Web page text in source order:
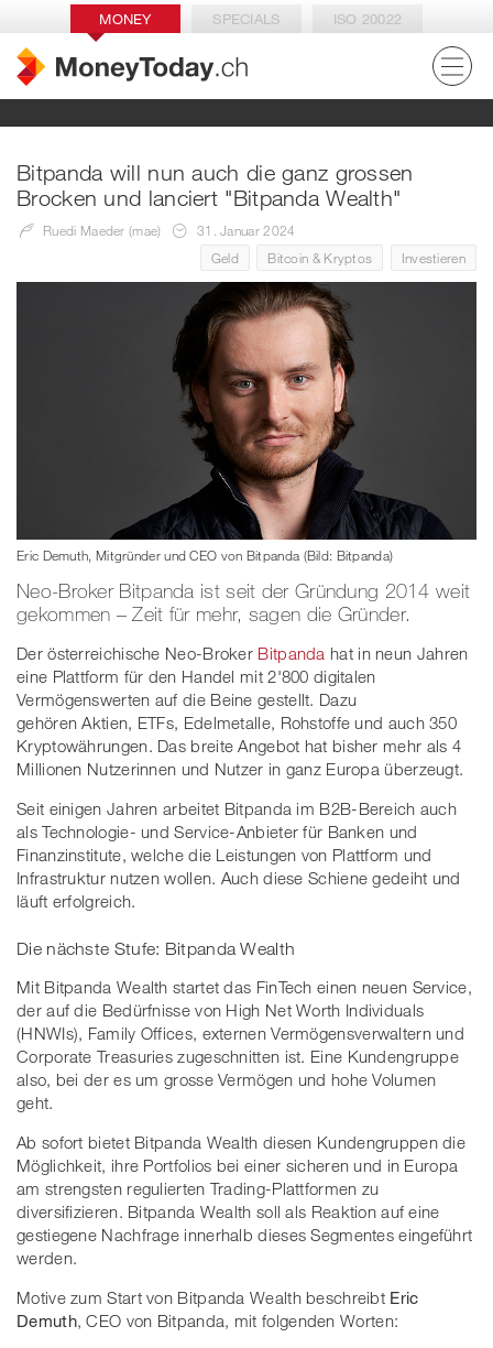
MONEY SPECIALS ISO 20022
Bitpanda will nun auch die ganz grossen
Brocken und lanciert "Bitpanda Wealth"
Ruedi Maeder (mae)
31. Januar 2024
Geld
Bitcoin & Kryptos Investieren
Eric Demuth, Mitgründer und CEO von Bitpanda (Bild: Bitpanda)
Neo-Broker Bitpanda ist seit der Gründung 2014 weit
gekommen – Zeit für mehr, sagen die Gründer.
Der österreichische Neo-Broker Bitpanda hat in neun Jahren
eine Plattform für den Handel mit 2'800 digitalen
Vermögenswerten auf die Beine gestellt. Dazu
gehören Aktien, ETFs, Edelmetalle, Rohstoffe und auch 350
Kryptowährungen. Das breite Angebot hat bisher mehr als 4
Millionen Nutzerinnen und Nutzer in ganz Europa überzeugt.
Seit einigen Jahren arbeitet Bitpanda im B2B-Bereich auch
als Technologie- und Service-Anbieter für Banken und
Finanzinstitute, welche die Leistungen von Plattform und
Infrastruktur nutzen wollen. Auch diese Schiene gedeiht und
läuft erfolgreich.
Die nächste Stufe: Bitpanda Wealth
Mit Bitpanda Wealth startet das FinTech einen neuen Service,
der auf die Bedürfnisse von High Net Worth Individuals
(HNWIs), Family Offices, externen Vermögensverwaltern und
Corporate Treasuries zugeschnitten ist. Eine Kundengruppe
also, bei der es um grosse Vermögen und hohe Volumen
geht.
Ab sofort bietet Bitpanda Wealth diesen Kundengruppen die
Möglichkeit, ihre Portfolios bei einer sicheren und in Europa
am strengsten regulierten Trading-Plattformen zu
diversifizieren. Bitpanda Wealth soll als Reaktion auf eine
gestiegene Nachfrage innerhalb dieses Segmentes eingeführt
werden.
Motive zum Start von Bitpanda Wealth beschreibt Eric
Demuth, CEO von Bitpanda, mit folgenden Worten: